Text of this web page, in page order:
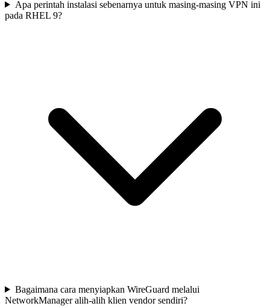
Apa perintah instalasi sebenarnya untuk masing-masing VPN ini
pada RHEL 9?
Bagaimana cara menyiapkan WireGuard melalui
NetworkManager alih-alih klien vendor sendiri?